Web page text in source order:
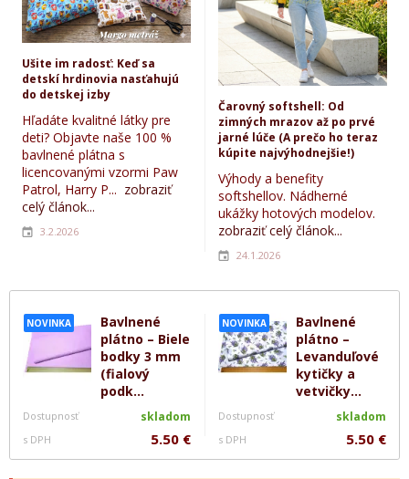
NOVINKA
Bavlnené
plátno – Biele
bodky 3 mm
(fialový
podk...
Dostupnosť skladom
s DPH 5.50 €
NOVINKA
Bavlnené
plátno –
Levanduľové
kytičky a
vetvičky...
Dostupnosť skladom
s DPH 5.50 €
Ušite im radosť: Keď sa
detskí hrdinovia nasťahujú
do detskej izby
Hľadáte kvalitné látky pre
deti? Objavte naše 100 %
bavlnené plátna s
licencovanými vzormi Paw
Patrol, Harry P... zobraziť
celý článok...
3.2.2026
Čarovný softshell: Od
zimných mrazov až po prvé
jarné lúče (A prečo ho teraz
kúpite najvýhodnejšie!)
Výhody a benefity
softshellov. Nádherné
ukážky hotových modelov.
zobraziť celý článok...
24.1.2026